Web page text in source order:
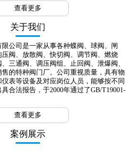
查看更多
关于我们
司是一家从事各种蝶阀、球阀、闸
阀、放散阀、快切阀、调节阀、燃烧
三通阀、调压阀组、止回阀、泄爆阀、
的特种阀门厂。公司重视质量，具有物
表等设备及对应岗位人员，能够按不同
合法报告，于2000年通过了GB/T19001-
查看更多
案例展示